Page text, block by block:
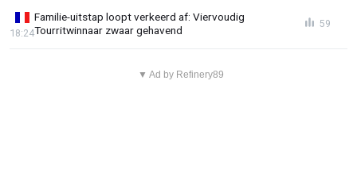
Familie-uitstap loopt verkeerd af: Viervoudig
Tourritwinnaar zwaar gehavend
18:24
59
▼ Ad by Refinery89